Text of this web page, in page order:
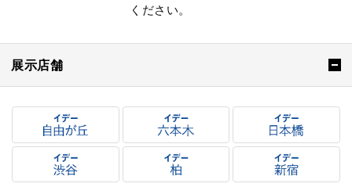
ください。
展示店舗